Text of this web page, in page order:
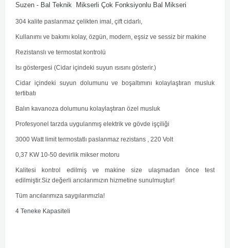
Suzen - Bal Teknik Mikserli Çok Fonksiyonlu Bal Mikseri
304 kalite paslanmaz çelikten imal, çift cidarlı,
Kullanımı ve bakımı kolay, özgün, modern, eşsiz ve sessiz bir makine
Rezistanslı ve termostat kontrolü
Isı göstergesi (Cidar içindeki suyun ısısını gösterir.)
Cidar içindeki suyun dolumunu ve boşaltımını kolaylaştıran musluk
tertibatı
Balın kavanoza dolumunu kolaylaştıran özel musluk
Profesyonel tarzda uygulanmış elektrik ve gövde işçiliği
3000 Watt limit termostatlı paslanmaz rezistans , 220 Volt
0,37 KW 10-50 devirlik mikser motoru
Kalitesi kontrol edilmiş ve makine size ulaşmadan önce test
edilmiştir.Siz değerli arıcılarımızın hizmetine sunulmuştur!
Tüm arıcılarımıza saygılarımızla!
4 Teneke Kapasiteli